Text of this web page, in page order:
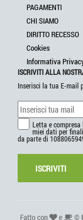
PAGAMENTI
CHI SIAMO
DIRITTO RECESSO
Cookies
Informativa
ISCRIVITI ALLA
Inserisci la tua E-mail
Letta e
miei dati per
da parte di
ISCRIVITI
Fatto con e ©